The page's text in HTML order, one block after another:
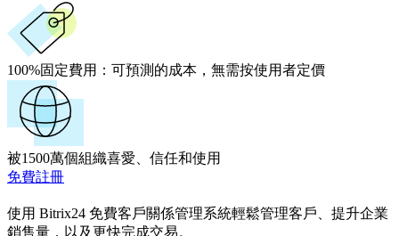
100%固定費用： 可預測的成本，無需按使用者定價
被1500萬個組織喜愛、信任和使用
免費註冊
使用 Bitrix24 免費客戶關係管理系統輕鬆管理客戶、提升企業
銷售量，以及更快完成交易。